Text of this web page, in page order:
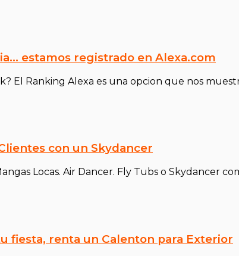
estamos registrado en Alexa.com
El Ranking Alexa es una opcion que nos
con un Skydancer
Locas. Air Dancer. Fly Tubs o Skydancer
fiesta, renta un Calenton para Exterior